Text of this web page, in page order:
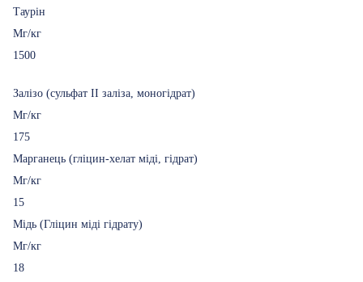
Таурін
Мг/кг
1500
Залізо (сульфат II заліза, моногідрат)
Мг/кг
175
Марганець (гліцин-хелат міді, гідрат)
Мг/кг
15
Мідь (Гліцин міді гідрату)
Мг/кг
18